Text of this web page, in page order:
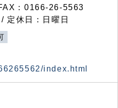
：0166-26-5563
定休日：日曜日
index.html